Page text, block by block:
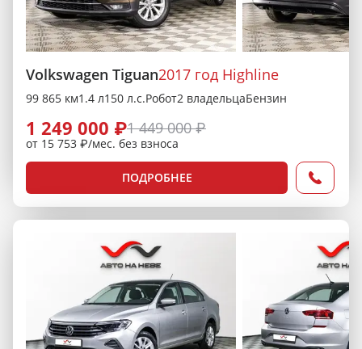
Volkswagen Tiguan2017 год Highline
99 865 км1.4 л150 л.с.Робот2 владельцаБензин
1 249 000 ₽1 449 000 ₽
от 15 753 ₽/мес. без взноса
ПОДРОБНЕЕ